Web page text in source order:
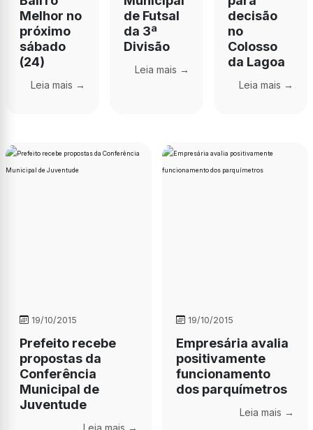
Melhor no
próximo
sábado
(24)
Leia mais →
de Futsal
da 3ª
Divisão
Leia mais →
decisão
no
Colosso
da Lagoa
Leia mais →
19/10/2015
Prefeito recebe
propostas da
Conferência
Municipal de
Juventude
Leia mais →
19/10/2015
Empresária avalia
positivamente
funcionamento
dos parquímetros
Leia mais →